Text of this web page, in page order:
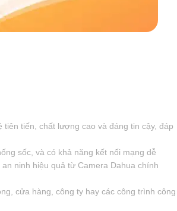
tiến, chất lượng cao và đáng tin cậy, đáp
sốc, và có khả năng kết nối mạng dễ
ninh hiệu quả từ Camera Dahua chính
cửa hàng, công ty hay các công trình công